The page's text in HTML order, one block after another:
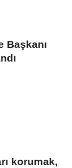
Başkanı
korumak,